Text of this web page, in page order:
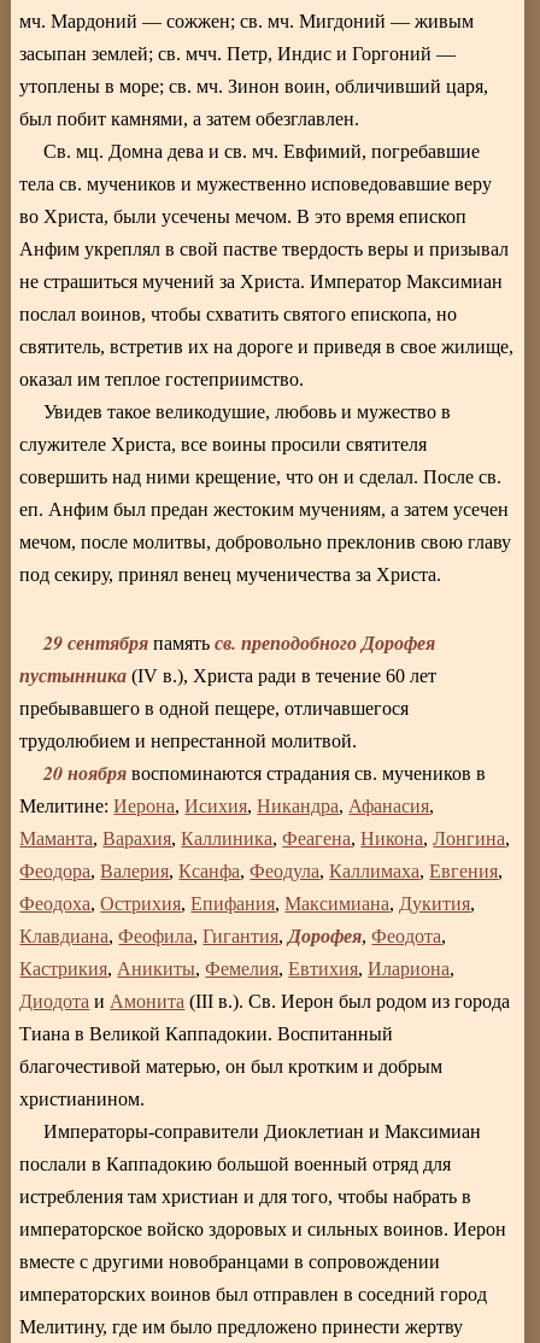
мч. Мардоний — сожжен; св. мч. Мигдоний — живым
засыпан землей; св. мчч. Петр, Индис и Горгоний —
утоплены в море; св. мч. Зинон воин, обличивший царя,
был побит камнями, а затем обезглавлен.
Св. мц. Домна дева и св. мч. Евфимий, погребавшие
тела св. мучеников и мужественно исповедовавшие веру
во Христа, были усечены мечом. В это время епископ
Анфим укреплял в свой пастве твердость веры и призывал
не страшиться мучений за Христа. Император Максимиан
послал воинов, чтобы схватить святого епископа, но
святитель, встретив их на дороге и приведя в свое жилище,
оказал им теплое гостеприимство.
Увидев такое великодушие, любовь и мужество в
служителе Христа, все воины просили святителя
совершить над ними крещение, что он и сделал. После св.
еп. Анфим был предан жестоким мучениям, а затем усечен
мечом, после молитвы, добровольно преклонив свою главу
под секиру, принял венец мученичества за Христа.
29 сентября памятьсв. преподобного Дорофея
пустынника (IV в.), Христа ради в течение 60 лет
пребывавшего в одной пещере, отличавшегося
трудолюбием и непрестанной молитвой.
20 ноября воспоминаются страдания св. мучеников в
Мелитине:Иерона,Исихия,Никандра, Афанасия,
Маманта,Варахия,Каллиника,Феагена,Никона,Лонгина,
Феодора,Валерия,Ксанфа,Феодула,Каллимаха,Евгения,
Феодоха,Острихия,Епифания,Максимиана, Дукития,
Клавдиана,Феофила,Гигантия, Дорофея,Феодота,
Кастрикия, Аникиты,Фемелия,Евтихия,Илариона,
Диодота и Амонита (III в.). Св. Иерон был родом из города
Тиана в Великой Каппадокии. Воспитанный
благочестивой матерью, он был кротким и добрым
христианином.
Императоры-соправители Диоклетиан и Максимиан
послали в Каппадокию большой военный отряд для
истребления там христиан и для того, чтобы набрать в
императорское войско здоровых и сильных воинов. Иерон
вместе с другими новобранцами в сопровождении
императорских воинов был отправлен в соседний город
Мелитину, где им было предложено принести жертву